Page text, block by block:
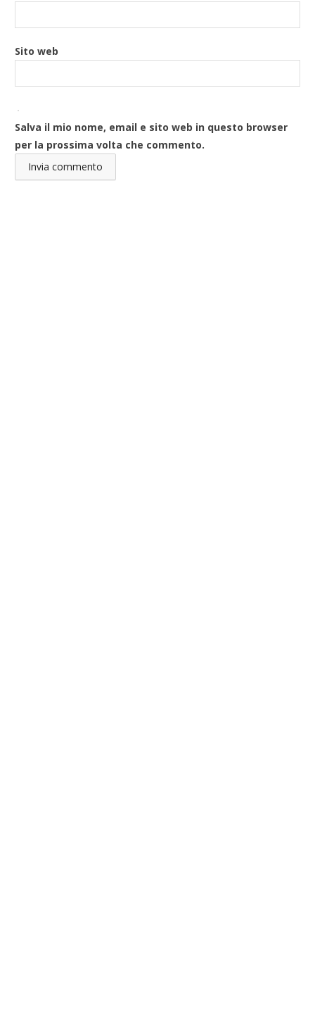
Sito web
Salva il mio nome, email e sito web in questo browser
per la prossima volta che commento.